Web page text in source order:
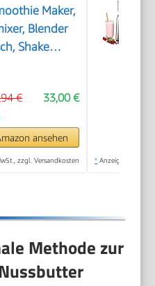
Maker,
Blender
Shake
Flasche33,00 €
€
ansehen
zzgl. Versandkosten * Anzeige
Methode zur